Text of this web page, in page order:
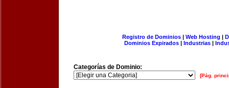
Registro de Dominios| Web Hosting |
Dominios Expirados | Industrias |
Categorías de Dominio:
[Pág.